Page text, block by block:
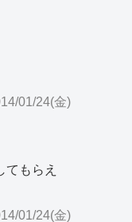
01/24(金)
てもらえ
01/24(金)